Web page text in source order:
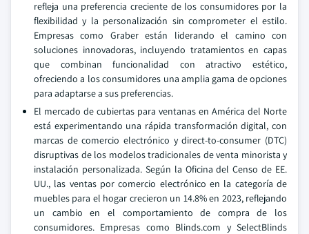
refleja una preferencia creciente de los consumidores por la
flexibilidad y la personalización sin comprometer el estilo.
Empresas como Graber están liderando el camino con
soluciones innovadoras, incluyendo tratamientos en capas
que combinan funcionalidad con atractivo estético,
ofreciendo a los consumidores una amplia gama de opciones
para adaptarse a sus preferencias.
El mercado de cubiertas para ventanas en América del Norte
está experimentando una rápida transformación digital, con
marcas de comercio electrónico y direct-to-consumer (DTC)
disruptivas de los modelos tradicionales de venta minorista y
instalación personalizada. Según la Oficina del Censo de EE.
UU., las ventas por comercio electrónico en la categoría de
muebles para el hogar crecieron un 14.8% en 2023, reflejando
un cambio en el comportamiento de compra de los
consumidores. Empresas como Blinds.com y SelectBlinds